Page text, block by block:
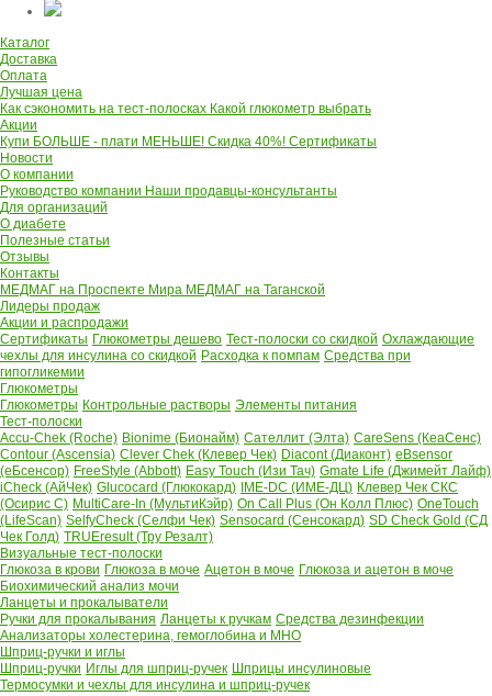
Каталог
Доставка
Оплата
Лучшая цена
Как сэкономить на тест-полосках Какой глюкометр выбрать
Акции
Купи БОЛЬШЕ - плати МЕНЬШЕ! Скидка 40%! Сертификаты
Новости
О компании
Руководство компании Наши продавцы-консультанты
Для организаций
О диабете
Полезные статьи
Отзывы
Контакты
МЕДМАГ на Проспекте Мира МЕДМАГ на Таганской
Лидеры продаж
Акции и распродажи
Сертификаты Глюкометры дешево Тест-полоски со скидкой Охлаждающие
чехлы для инсулина со скидкой Расходка к помпам Средства при
гипогликемии
Глюкометры
Глюкометры Контрольные растворы Элементы питания
Тест-полоски
Accu-Chek (Roche) Bionime (Бионайм) Сателлит (Элта) CareSens (КеаСенс)
Contour (Ascensia) Clever Chek (Клевер Чек) Diacont (Диаконт) eBsensor
(еБсенсор) FreeStyle (Abbott) Easy Touch (Изи Тач) Gmate Life (Джимейт Лайф)
iCheck (АйЧек) Glucocard (Глюкокард) IME-DC (ИМЕ-ДЦ) Клевер Чек СКС
(Осирис С) MultiCare-In (МультиКэйр) On Call Plus (Он Колл Плюс) OneTouch
(LifeScan) SelfyCheck (Селфи Чек) Sensocard (Сенсокард) SD Check Gold (СД
Чек Голд) TRUEresult (Тру Резалт)
Визуальные тест-полоски
Глюкоза в крови Глюкоза в моче Ацетон в моче Глюкоза и ацетон в моче
Биохимический анализ мочи
Ланцеты и прокалыватели
Ручки для прокалывания Ланцеты к ручкам Средства дезинфекции
Анализаторы холестерина, гемоглобина и МНО
Шприц-ручки и иглы
Шприц-ручки Иглы для шприц-ручек Шприцы инсулиновые
Термосумки и чехлы для инсулина и шприц-ручек